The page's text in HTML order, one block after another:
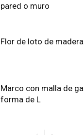
pared o muro
Flor de loto de madera
Marco con malla de
forma de L